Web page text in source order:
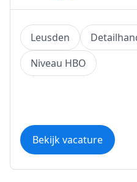
Leusden
Niveau HBO
Bekijk vacature